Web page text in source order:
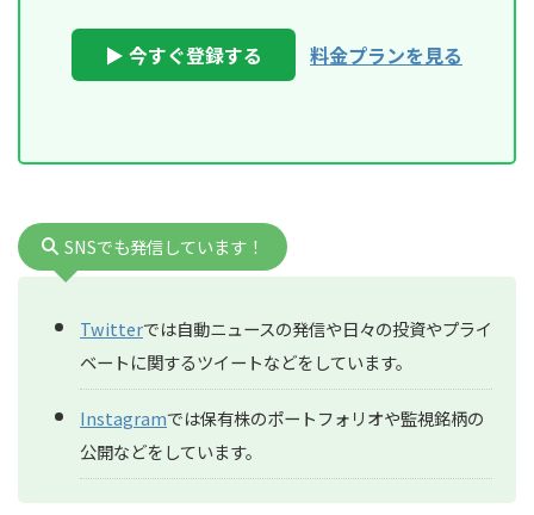
▶ 今すぐ登録する 料金プランを見る
SNSでも発信しています！
Twitterでは自動ニュースの発信や日々の投資やプライ
ベートに関するツイートなどをしています。
Instagramでは保有株のポートフォリオや監視銘柄の
公開などをしています。